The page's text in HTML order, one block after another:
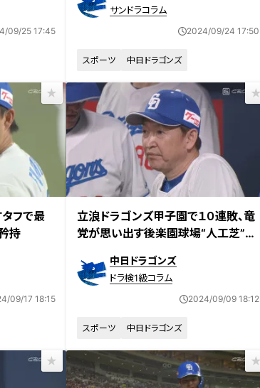
09/25 17:45
サンドラコラム
2024/09/24 17:50
スポーツ 中日ドラゴンズ
フで最
持
09/17 18:15
立浪ドラゴンズ甲子園で１０連敗、竜
党が思い出す後楽園球場“人工芝”の
中日ドラゴンズ
ドラ検1級コラム
2024/09/09 18:12
スポーツ 中日ドラゴンズ